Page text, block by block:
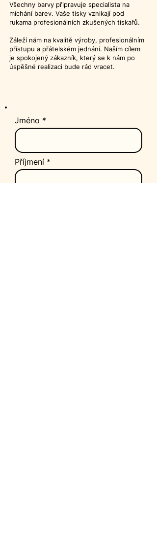
Všechny barvy připravuje specialista na
míchání barev. Vaše tisky vznikají pod
rukama profesionálních zkušených tiskařů.
Záleží nám na kvalitě výroby, profesionálním
přístupu a přátelském jednání. Naším cílem
je spokojený zákazník, který se k nám po
úspěšné realizaci bude rád vracet.
Jméno
Příjmení